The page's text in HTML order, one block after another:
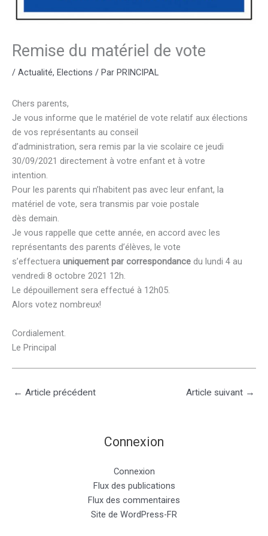
Remise du matériel de vote
/ Actualité, Elections / Par PRINCIPAL
Chers parents,
Je vous informe que le matériel de vote relatif aux élections
de vos représentants au conseil
d’administration, sera remis par la vie scolaire ce jeudi
30/09/2021 directement à votre enfant et à votre
intention.
Pour les parents qui n’habitent pas avec leur enfant, la
matériel de vote, sera transmis par voie postale
dès demain.
Je vous rappelle que cette année, en accord avec les
représentants des parents d’élèves, le vote
s’effectuera uniquement par correspondance du lundi 4 au
vendredi 8 octobre 2021 12h.
Le dépouillement sera effectué à 12h05.
Alors votez nombreux!
Cordialement.
Le Principal
← Article précédent Article suivant →
Connexion
Connexion
Flux des publications
Flux des commentaires
Site de WordPress-FR